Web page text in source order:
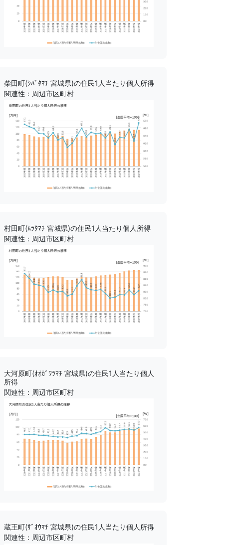
柴田町(ｼﾊﾞﾀﾏﾁ 宮城県)の住民1人当たり個人所得
関連性：周辺市区町村
村田町(ﾑﾗﾀﾏﾁ 宮城県)の住民1人当たり個人所得
関連性：周辺市区町村
大河原町(ｵｵｶﾞﾜﾗﾏﾁ 宮城県)の住民1人当たり個人
所得
関連性：周辺市区町村
蔵王町(ｻﾞｵｳﾏﾁ 宮城県)の住民1人当たり個人所得
関連性：周辺市区町村